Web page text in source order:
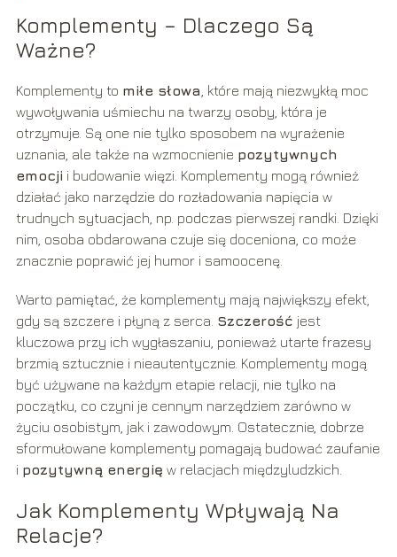
Komplementy – Dlaczego Są
Ważne?
Komplementy to miłe słowa , które mają niezwykłą moc
wywoływania uśmiechu na twarzy osoby, która je
otrzymuje. Są one nie tylko sposobem na wyrażenie
uznania, ale także na wzmocnienie pozytywnych
emocji i budowanie więzi. Komplementy mogą również
działać jako narzędzie do rozładowania napięcia w
trudnych sytuacjach, np. podczas pierwszej randki. Dzięki
nim, osoba obdarowana czuje się doceniona, co może
znacznie poprawić jej humor i samoocenę.
Warto pamiętać, że komplementy mają największy efekt,
gdy są szczere i płyną z serca. Szczerość jest
kluczowa przy ich wygłaszaniu, ponieważ utarte frazesy
brzmią sztucznie i nieautentycznie. Komplementy mogą
być używane na każdym etapie relacji, nie tylko na
początku, co czyni je cennym narzędziem zarówno w
życiu osobistym, jak i zawodowym. Ostatecznie, dobrze
sformułowane komplementy pomagają budować zaufanie
i pozytywną energię w relacjach międzyludzkich.
Jak Komplementy Wpływają Na
Relacje?